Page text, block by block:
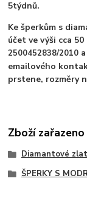
5týdnů.
Ke šperkům s
účet ve výši cca
2500452838/2010
emailového
prstene, rozměry
Zboží
Diamantové
ŠPERKY S